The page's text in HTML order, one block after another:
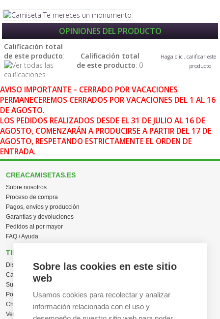
Sobre las cookies en este sitio
web
Usamos cookies para recolectar y analizar
información relacionada con el uso y
OPINIONES DEL PRODUCTO
Calificación total
de este producto:
Calificación total
de este producto: 0
Haga clic , calificar este
producto
AVISO IMPORTANTE – CERRADO POR VACACIONES
PERMANECEREMOS CERRADOS POR VACACIONES DEL 1 AL 16
DE AGOSTO.
LOS PEDIDOS REALIZADOS DESDE EL 31 DE JULIO AL 16 DE
AGOSTO, COMENZARÁN A PRODUCIRSE A PARTIR DEL 17 DE
AGOSTO, RESPETANDO ESTRICTAMENTE EL ORDEN DE
ENTRADA.
CREACAMISETAS.ES
Sobre nosotros
Proceso de compra
Pagos, envíos y producción
Garantías y devoluciones
Pedidos al por mayor
FAQ / Ayuda
TIENDA ONLINE
Diseña en línea ahora
Camisetas personalizadas
Sudaderas personalizadas
Polos personalizados
Chaquetas Softshell
Ver todas las categorías